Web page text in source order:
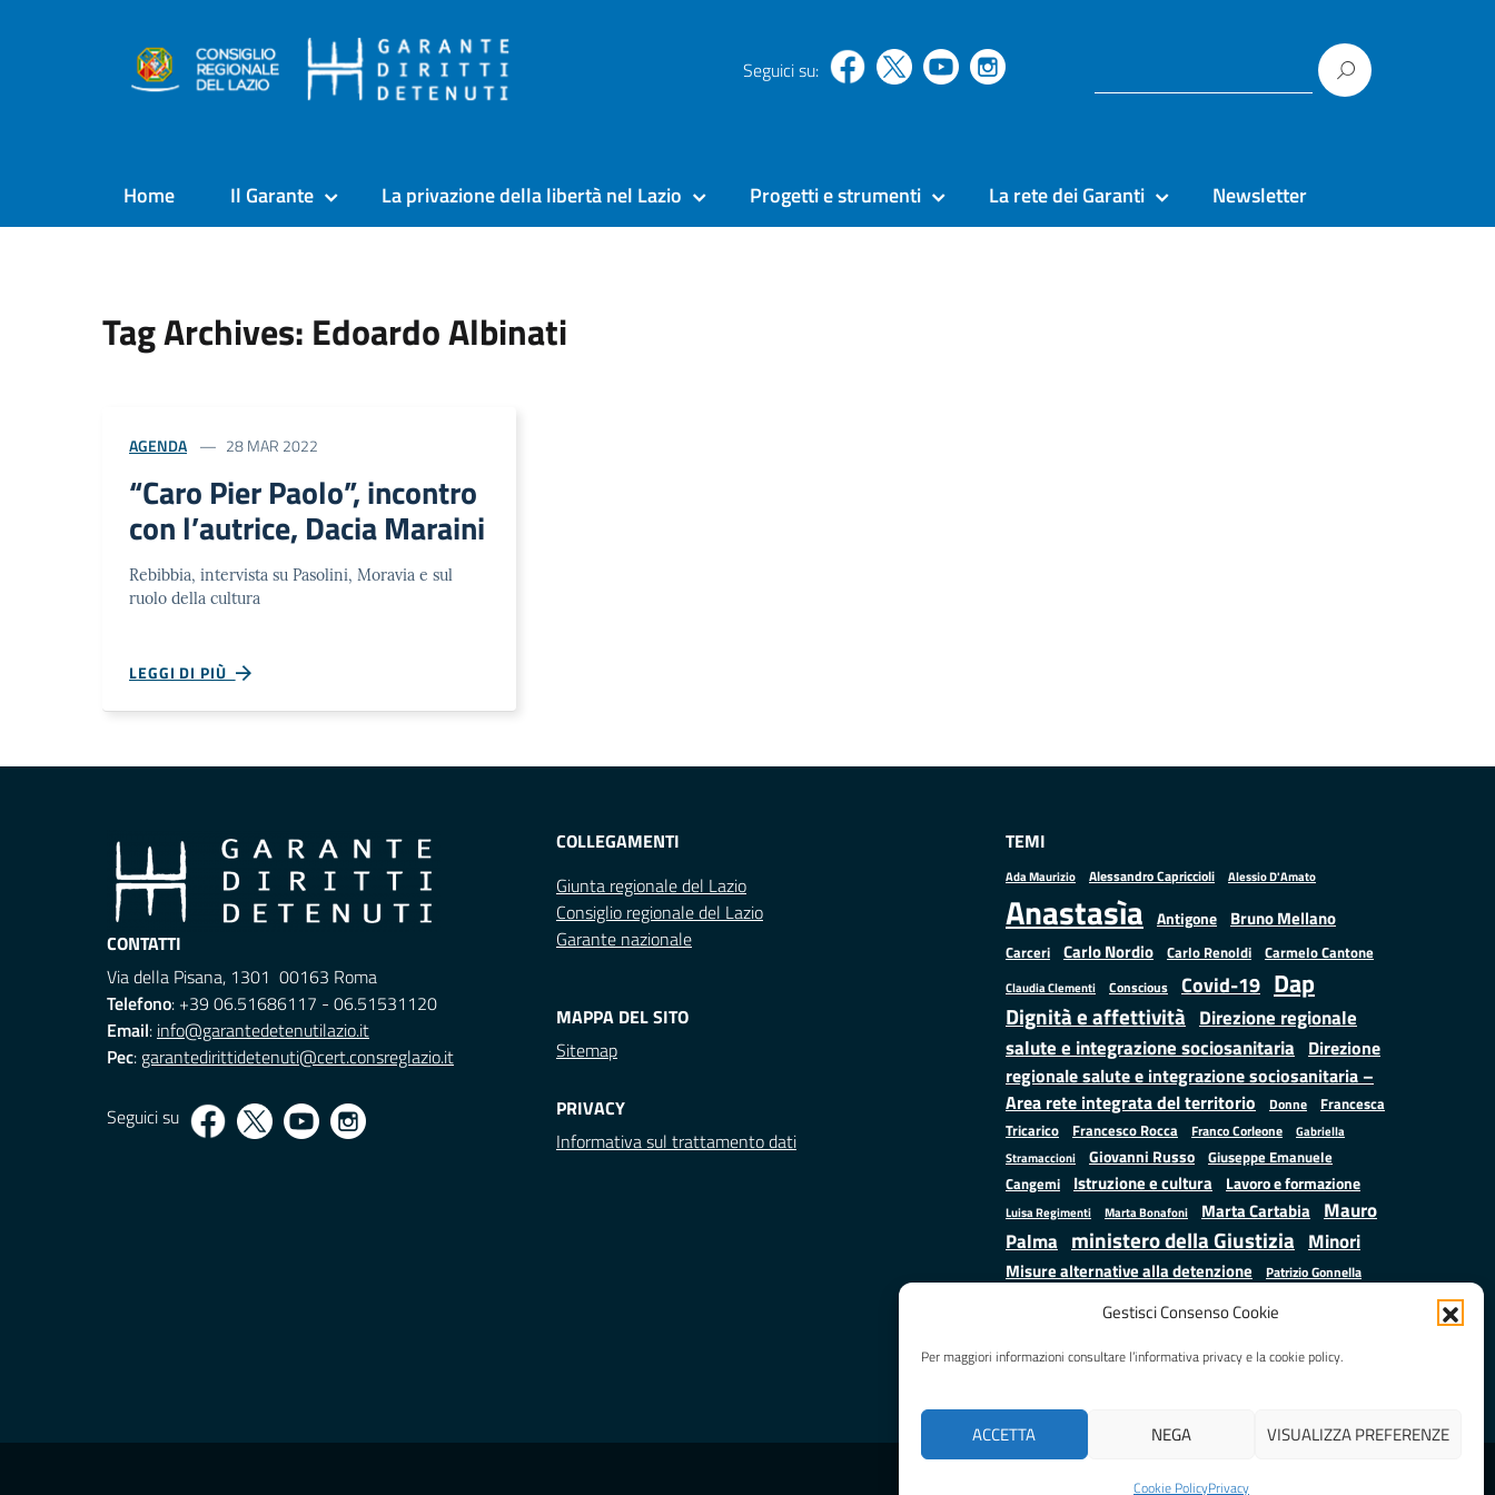
Gestisci Consenso Cookie
Per maggiori informazioni consultare l’informativa privacy e la cookie policy.
ACCETTA NEGA VISUALIZZA PREFERENZE
Cookie PolicyPrivacy
Seguici su:
Home Il Garante La privazione della libertà nel Lazio Progetti e strumenti La rete dei Garanti Newsletter
Tag Archives: Edoardo Albinati
AGENDA 28 MAR 2022
“Caro Pier Paolo”, incontro
con l’autrice, Dacia Maraini
Rebibbia, intervista su Pasolini, Moravia e sul
ruolo della cultura
LEGGI DI PIÙ
CONTATTI
Via della Pisana, 1301 00163 Roma
Telefono: +39 06.51686117 - 06.51531120
Email: info@garantedetenutilazio.it
Pec: garantedirittidetenuti@cert.consreglazio.it
Seguici su
COLLEGAMENTI
Giunta regionale del Lazio
Consiglio regionale del Lazio
Garante nazionale
MAPPA DEL SITO
Sitemap
PRIVACY
Informativa sul trattamento dati
TEMI
Ada Maurizio Alessandro Capriccioli Alessio D'Amato
Anastasìa Antigone Bruno Mellano
Carceri Carlo Nordio Carlo Renoldi Carmelo Cantone
Claudia Clementi Conscious Covid-19 Dap
Dignità e affettività Direzione regionale
salute e integrazione sociosanitaria Direzione
regionale salute e integrazione sociosanitaria –
Area rete integrata del territorio
Donne
Francesca
Tricarico
Francesco Rocca Franco Corleone
Gabriella
Stramaccioni
Giovanni Russo Giuseppe Emanuele
Cangemi
Istruzione e cultura Lavoro e formazione
Luisa Regimenti Marta Bonafoni Marta Cartabia Mauro
Palma ministero della Giustizia Minori
Misure alternative alla detenzione Patrizio Gonnella
Samuele Ciambriello
Mattarella Situazione in numeri
Stefano
Realizzato da